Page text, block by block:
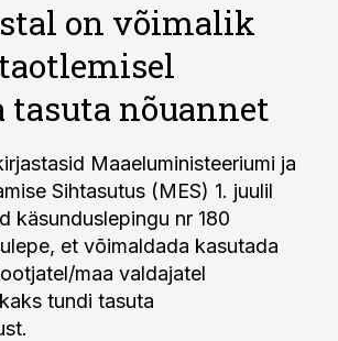
on võimalik
tasuta nõuannet
Maaeluministeeriumi ja
Sihtasutus (MES) 1. juulil
käsunduslepingu nr 180
et võimaldada kasutada
maa valdajatel
tundi tasuta